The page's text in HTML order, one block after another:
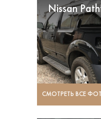
Nissan
СМОТРЕТЬ ВСЕ